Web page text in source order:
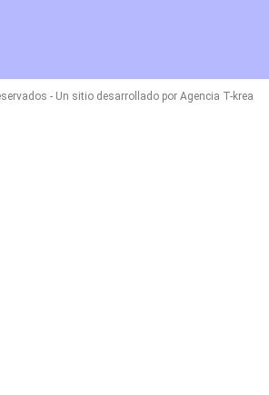
- Un sitio desarrollado por Agencia T-krea